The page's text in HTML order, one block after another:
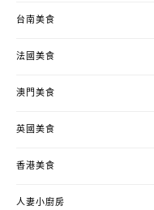
台南美食
法國美食
澳門美食
英國美食
香港美食
人妻小廚房